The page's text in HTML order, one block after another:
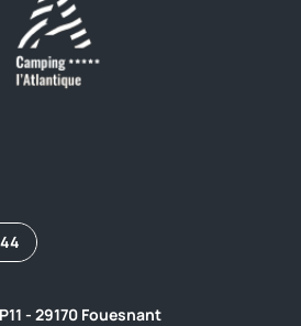
- 29170 Fouesnant